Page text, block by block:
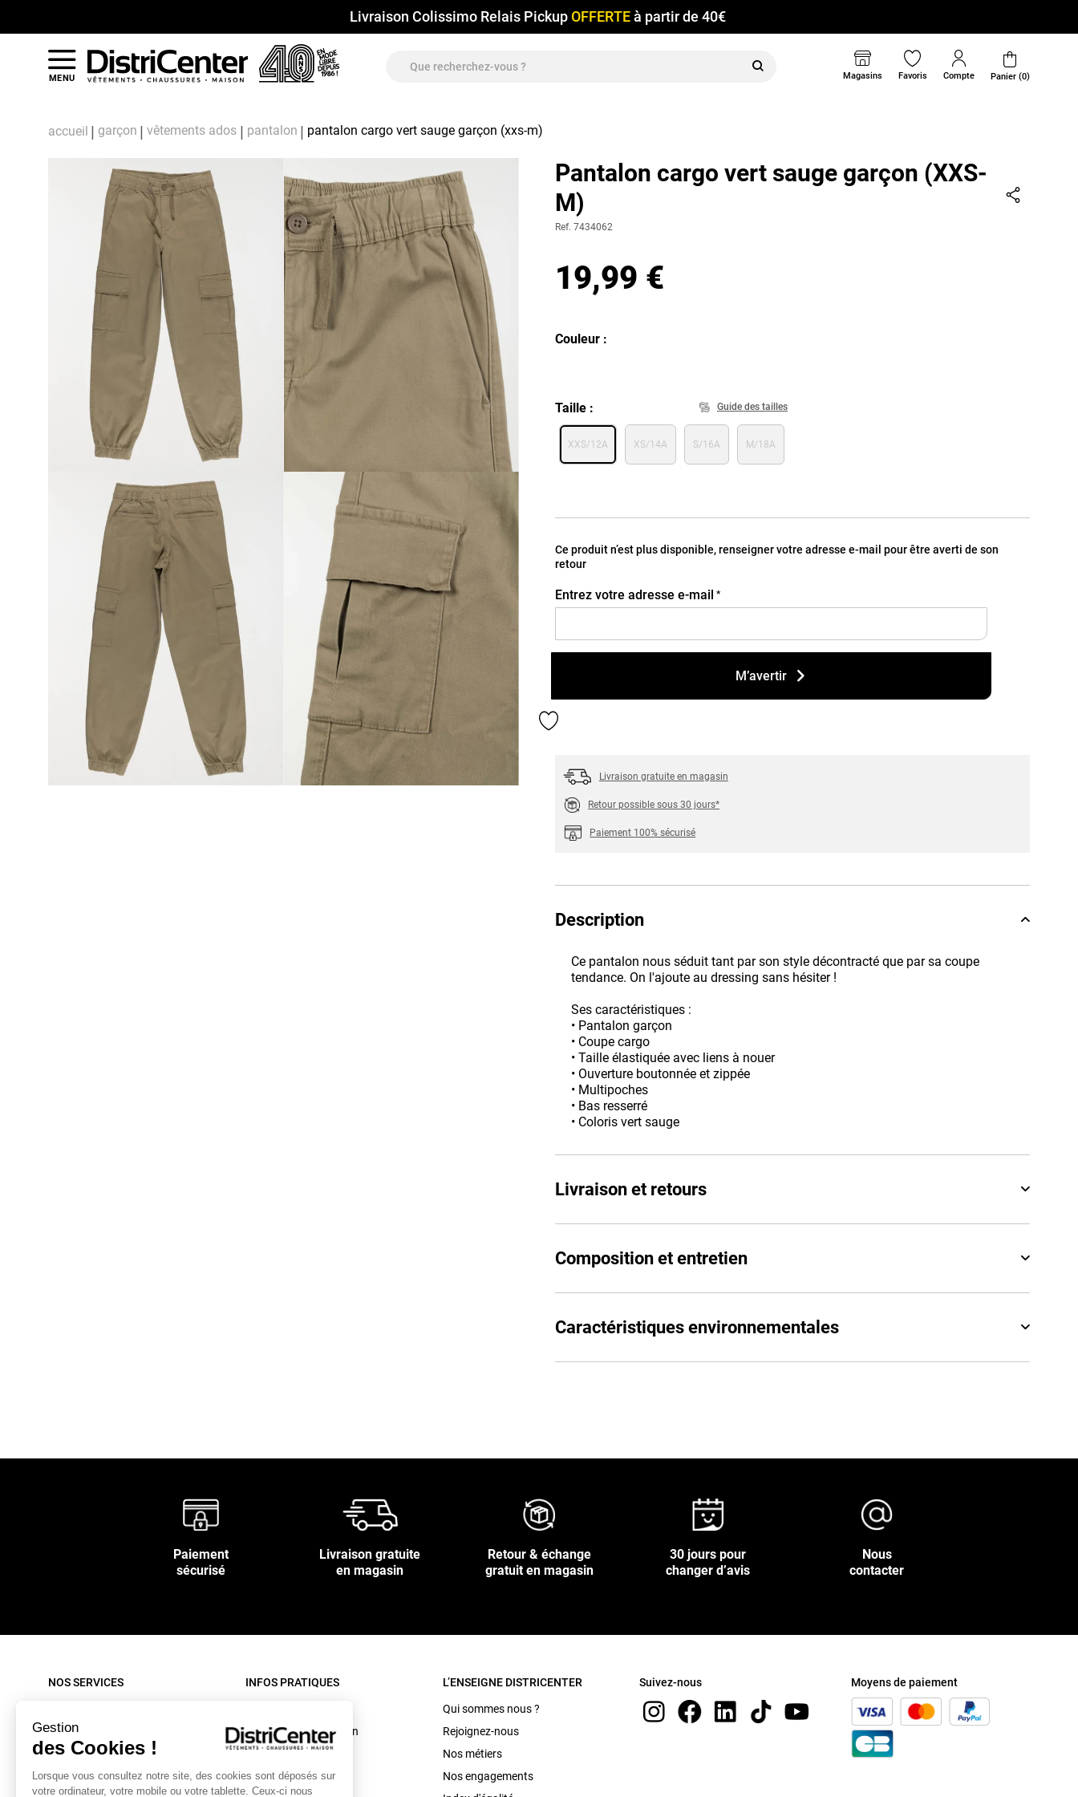
Gestion
des Cookies !
Lorsque vous consultez notre site, des cookies sont déposés sur
votre ordinateur, votre mobile ou votre tablette. Ceux-ci nous
Livraison Colissimo Relais Pickup OFFERTEà partir de 40€
MENU Magasins Favoris Compte Panier (0)
accueil garçon vêtements ados pantalon pantalon cargo vert sauge garçon (xxs-m)
Pantalon cargo vert sauge garçon (XXS-
M)
Ref. 7434062
19,99 €
Couleur
Taille Guide des tailles
XXS/12A XS/14A S/16A M/18A
Ce produit n’est plus disponible, renseigner votre adresse e-mail pour être averti de son
retour
Entrez votre adresse e-mail *
M’avertir
Ajouter aux favoris
Livraison gratuite en magasin
Retour possible sous 30 jours*
Paiement 100% sécurisé
Description
Ce pantalon nous séduit tant par son style décontracté que par sa coupe
tendance. On l'ajoute au dressing sans hésiter !
Ses caractéristiques :
• Pantalon garçon
• Coupe cargo
• Taille élastiquée avec liens à nouer
• Ouverture boutonnée et zippée
• Multipoches
• Bas resserré
• Coloris vert sauge
Livraison et retours
Composition et entretien
Caractéristiques environnementales
Paiement
sécurisé
Livraison gratuite
en magasin
Retour & échange
gratuit en magasin
30 jours pour
changer d’avis
Nous
contacter
NOS SERVICES
Nos livraisons
Retour sous 30 jours
Contactez-nous
INFOS PRATIQUES
Conditions d'utilisation
C.G.V. site internet
C.G.V. Magasin
L’ENSEIGNE DISTRICENTER
Qui sommes nous ?
Rejoignez-nous
Nos métiers
Nos engagements
Suivez-nous Moyens de paiement